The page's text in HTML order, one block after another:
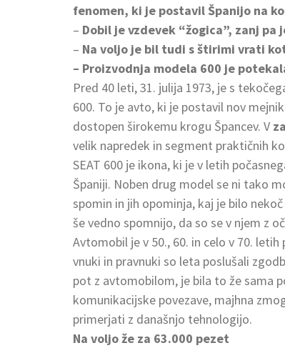
fenomen, ki je postavil Španijo na
– Dobil je vzdevek “žogica”, zanj
– Na voljo je bil tudi s štirimi vrati kot
– Proizvodnja modela 600 je
Pred 40 leti, 31. julija 1973, je s
600. To je avto, ki je postavil nov
dostopen širokemu krogu Špancev. V
velik napredek in segment praktičnih
SEAT 600 je ikona, ki jev letih
Španiji. Noben drug model se ni tako
spomin in jih opominja, kaj je bilo
še vedno spomnijo, da so se v njem z
Avtomobil je v 50., 60. in celo v 70.
vnuki in pravnuki so leta poslušali
pot z avtomobilom, je bila to že sama
komunikacijske povezave, majhna
primerjati z današnjo tehnologijo.
Na voljo že za 63.000 pezet